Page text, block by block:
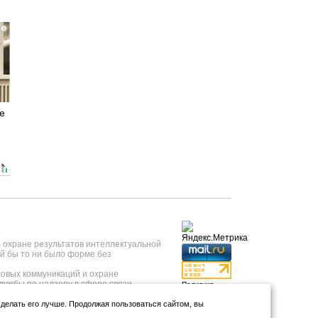
i
результатов интеллектуальной
бы то ни было форме без
коммуникаций и охране
по надзору в сфере связи,
технологий и массовых
Политика
Использование
его лучше. Продолжая пользоваться сайтом, вы